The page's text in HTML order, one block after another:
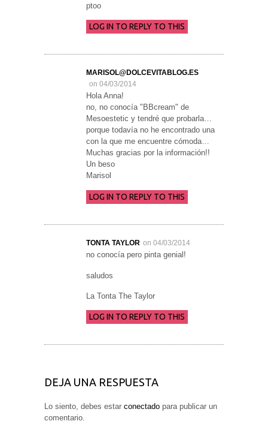
ptoo
LOG IN TO REPLY TO THIS
MARISOL@DOLCEVITABLOG.ES
on 04/03/2014
Hola Anna!
no, no conocía "BBcream" de
Mesoestetic y tendré que probarla…
porque todavía no he encontrado una
con la que me encuentre cómoda…
Muchas gracias por la información!!
Un beso
Marisol
LOG IN TO REPLY TO THIS
TONTA TAYLOR on 04/03/2014
no conocía pero pinta genial!
saludos
La Tonta The Taylor
LOG IN TO REPLY TO THIS
DEJA UNA RESPUESTA
Lo siento, debes estar conectado para publicar un
comentario.